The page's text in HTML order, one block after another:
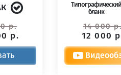
р.
р.
Типографический
бланк
14 000
12 000